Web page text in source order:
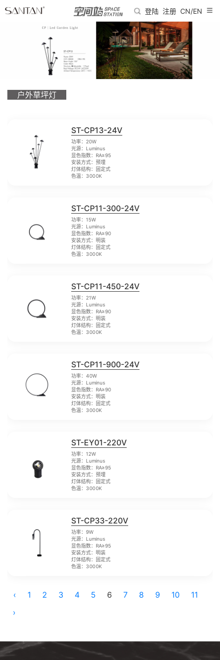
登陆 注册 CN/EN
户外草坪灯
ST-CP13-24V
功率：20W
光源：Luminus
显色指数：RA≥95
安装方式：预埋
灯体结构：固定式
色温：3000K
ST-CP11-300-24V
功率：15W
光源：Luminus
显色指数：RA≥90
安装方式：明装
灯体结构：固定式
色温：3000K
ST-CP11-450-24V
功率：21W
光源：Luminus
显色指数：RA≥90
安装方式：明装
灯体结构：固定式
色温：3000K
ST-CP11-900-24V
功率：40W
光源：Luminus
显色指数：RA≥90
安装方式：明装
灯体结构：固定式
色温：3000K
ST-EY01-220V
功率：12W
光源：Luminus
显色指数：RA≥95
安装方式：预埋
灯体结构：固定式
色温：3000K
ST-CP33-220V
功率：9W
光源：Luminus
显色指数：RA≥95
安装方式：明装
灯体结构：固定式
色温：3000K
‹ 1 2 3 4 5 6 7 8 9 10
11
›